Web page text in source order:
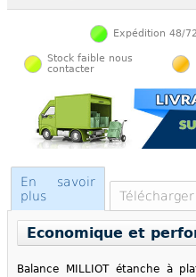
Expédition 48/
Stock faible nous
contacter
En savoir
plus
Télécharger
Economique et
Balance MILLIOT étanche à